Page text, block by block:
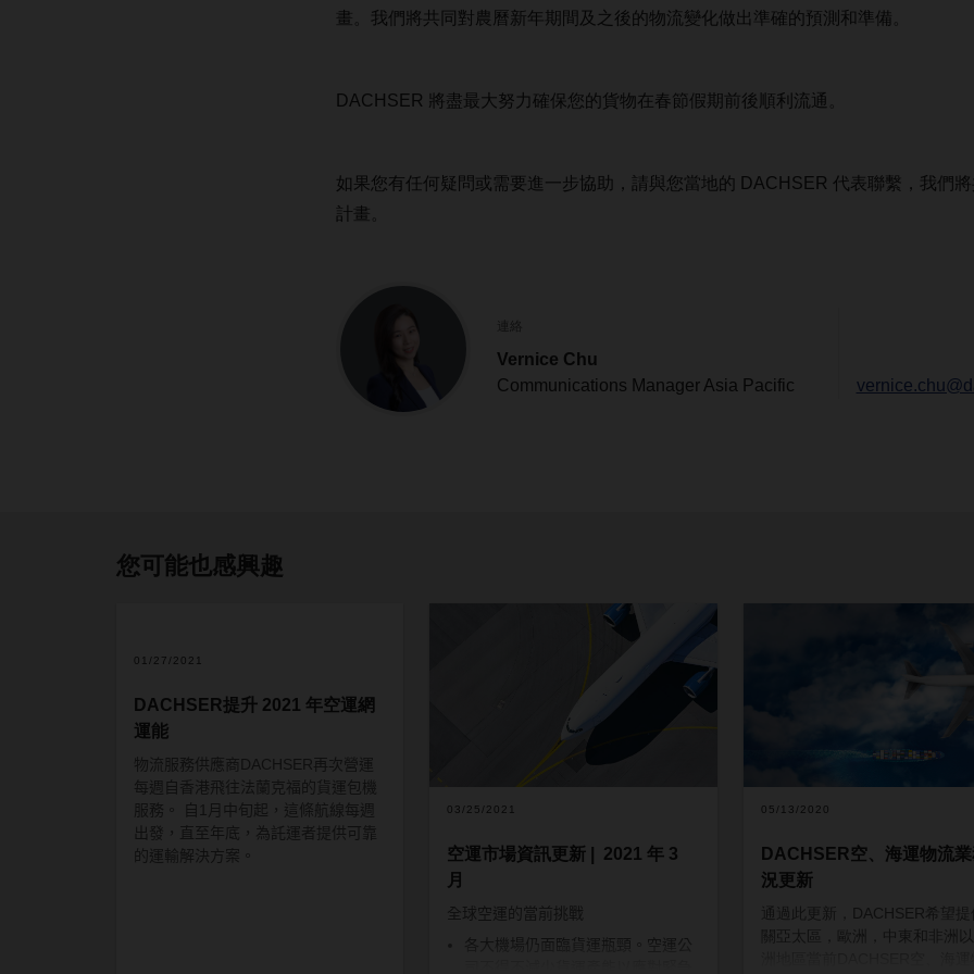
畫。我們將共同對農曆新年期間及之後的物流變化做出準確的預測和準備。
DACHSER 將盡最大努力確保您的貨物在春節假期前後順利流通。
如果您有任何疑問或需要進一步協助，請與您當地的 DACHSER 代表聯繫，我們
計畫。
Vernice Chu
Communications Manager Asia Pacific
您可能也感興趣
01/27/2021
DACHSER提升 2021 年空運網
運能
物流服務供應商 DACHSER再次營運
每週自香港飛往法蘭克福的貨運包機
服務。
自
月中旬起，這條航線每週
出發，直至年底，為託運者提供可靠
的運輸解決方案。
03/25/2021
空運市場資訊更新 | 2021 年 3
月
全球空運的當前挑戰
各大機場仍面臨貨運瓶頸。空運公
05/13/2020
DACHSER空、海運物流
況更新
通過此更新，DACHSER希望提
關亞太區，歐洲，中東和非洲以